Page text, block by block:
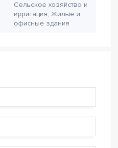
Сельское хозяйство и
ирригация, Жилые и
офисные здания